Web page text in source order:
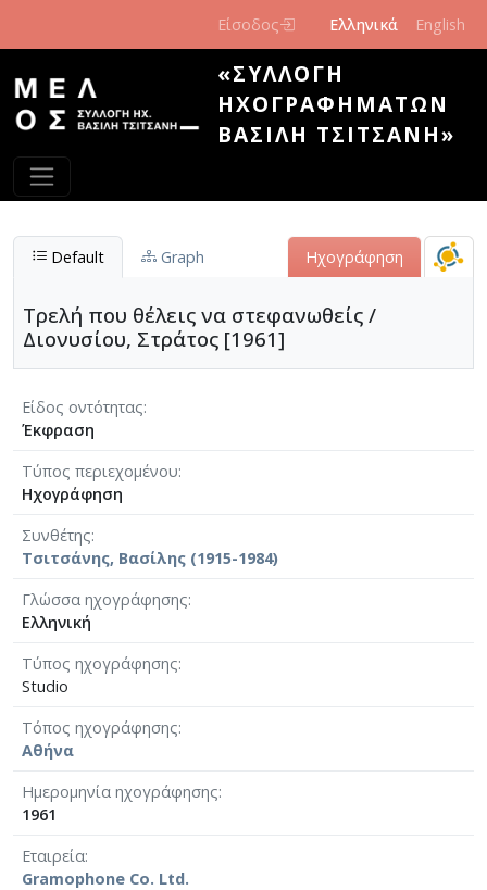
Είσοδος Ελληνικά English
«ΣΥΛΛΟΓΉ
ΗΧΟΓΡΑΦΗΜΆΤΩΝ
ΒΑΣΊΛΗ ΤΣΙΤΣΆΝΗ»
Default Graph Ηχογράφηση
Τρελή που θέλεις να στεφανωθείς /
Διονυσίου, Στράτος [1961]
Είδος οντότητας
Έκφραση
Τύπος περιεχομένου
Ηχογράφηση
Συνθέτης
Τσιτσάνης, Βασίλης (1915-1984)
Γλώσσα ηχογράφησης
Ελληνική
Τύπος ηχογράφησης
Studio
Τόπος ηχογράφησης
Αθήνα
Ημερομηνία ηχογράφησης
1961
Εταιρεία
Gramophone Co. Ltd.